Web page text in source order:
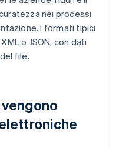
nei processi
I formati tipici
o JSON, con dati
file.